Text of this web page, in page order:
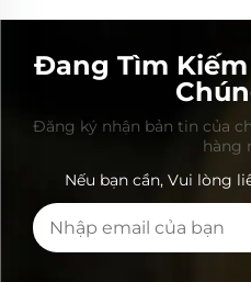
Đang Tìm Kiếm
Đăng ký nhận bản tin của
hàng
Nếu bạn cần, Vui lòng